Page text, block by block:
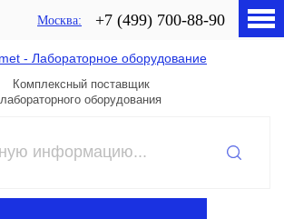
Москва +7 (499) 700-88-90
Комплексный поставщик
лабораторного оборудования